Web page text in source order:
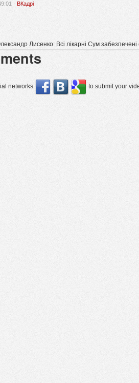
· ВКадрі
Лисенко: Всі лікарні Сум
networks to submit your